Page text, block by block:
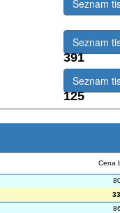
Seznam
391
Seznam
125
Seznam
Cena